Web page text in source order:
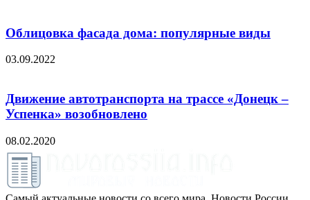
Облицовка фасада дома: популярные виды
03.09.2022
Движение автотранспорта на трассе «Донецк –
Успенка» возобновлено
08.02.2020